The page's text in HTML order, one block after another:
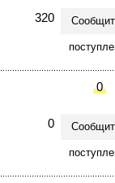
320
0
0